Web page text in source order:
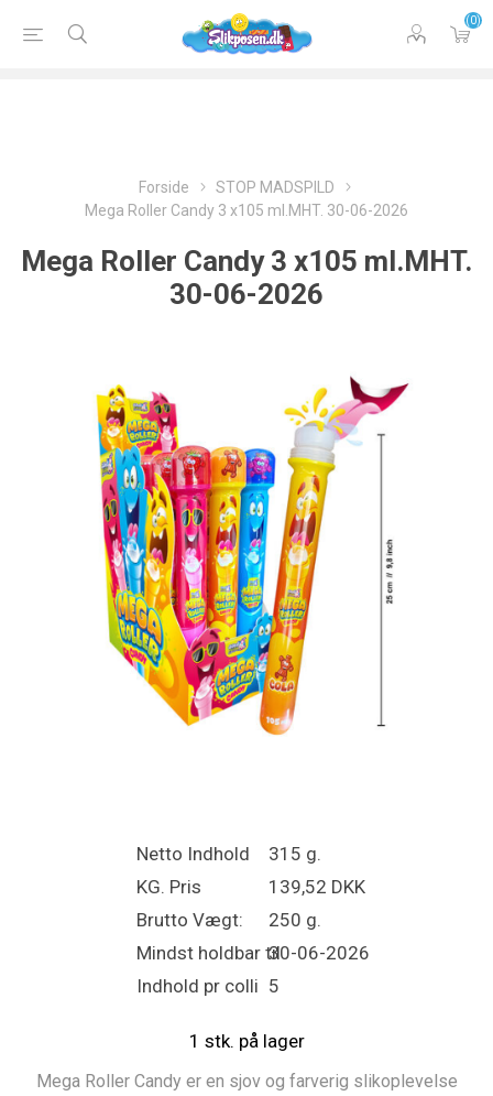
(0)
Forside
STOP MADSPILD
Mega Roller Candy 3 x105 ml.MHT. 30-06-2026
Mega Roller Candy 3 x105 ml.MHT.
30-06-2026
Netto Indhold
315 g.
KG. Pris
139,52 DKK
Brutto Vægt:
250 g.
Mindst holdbar til30-06-2026
Indhold pr colli 5
1 stk. på lager
Mega Roller Candy er en sjov og farverig slikoplevelse